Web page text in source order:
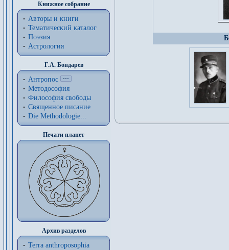
Книжное собрание
Авторы и книги
Тематический каталог
Поэзия
Астрология
Г.А. Бондарев
Антропос
Методософия
Философия cвободы
Священное писание
Die Methodologie...
Печати планет
Архив разделов
Terra anthroposophia